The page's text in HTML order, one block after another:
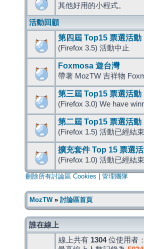
其他好用的小程式。
活動回顧
第四屆 Top15 票選活動
(Firefox 3.5) 活動中止
Foxmosa 遊台灣
帶著 MozTW 吉祥物
第三屆 Top15 票選活動
(Firefox 3.0) We have
第二屆 Top15 票選活動
(Firefox 1.5) 活動已經結束
擴充套件 Top 15 票選
(Firefox 1.0) 活動已經結束
刪除所有討論區 Cookies 管理團隊
MozTW» 討論區首頁
誰在線上
線上共有 1304位使用者